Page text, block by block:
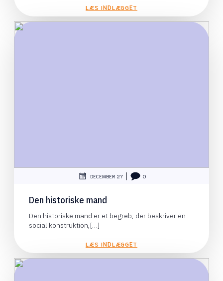
LÆS INDLÆGGET
DECEMBER 27 0
Den historiske mand
Den historiske mand er et begreb, der beskriver en
social konstruktion,[…]
LÆS INDLÆGGET